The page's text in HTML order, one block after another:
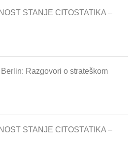
STANJE CITOSTATIKA –
Razgovori o strateškom
STANJE CITOSTATIKA –